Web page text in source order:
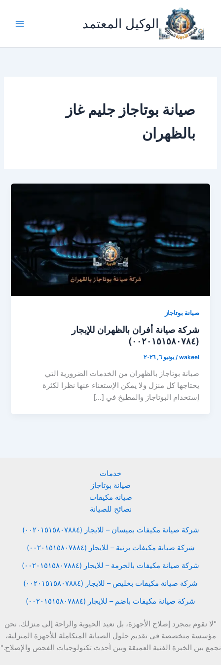
المحتوى
الوكيل المعتمد
صيانة بوتاجاز جليم غاز
بالظهران
صيانة بوتاجاز
شركة صيانة أفران بالظهران للإيجار
(٠٠٢٠١٥١٥٨٠٧٨٤)
wakeel
/يونيو ٦, ٢٠٢٦
صيانة بوتاجاز بالظهران من الخدمات الضرورية التي
يحتاجها كل منزل ولا يمكن الإستغناء عنها نظرا لكثرة
إستخدام البوتاجاز والمطبخ في […]
خدمات
صيانة بوتاجاز
صيانة مكيفات
نصائح للصيانة
شركة صيانة مكيفات بميسان – للايجار (٠٠٢٠١٥١٥٨٠٧٨٨٤)
شركة صيانة مكيفات برنية – للايجار (٠٠٢٠١٥١٥٨٠٧٨٨٤)
شركة صيانة مكيفات بالخرمة – للايجار (٠٠٢٠١٥١٥٨٠٧٨٨٤)
شركة صيانة مكيفات بخليص – للايجار (٠٠٢٠١٥١٥٨٠٧٨٨٤)
شركة صيانة مكيفات باضم – للايجار (٠٠٢٠١٥١٥٨٠٧٨٨٤)
"لا نقوم بمجرد إصلاح الأجهزة، بل نعيد الحيوية والراحة إلى منزلك. نحن
مؤسسة متخصصة في تقديم حلول الصيانة المتكاملة للأجهزة المنزلية،
نجمع بين الخبرة الفنية العميقة وبين أحدث تكنولوجيات الفحص والإصلاح."